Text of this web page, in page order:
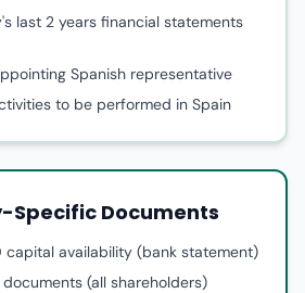
last 2 years financial statements
Spanish representative
to be performed in Spain
Specific Documents
availability (bank statement)
documents (all shareholders)